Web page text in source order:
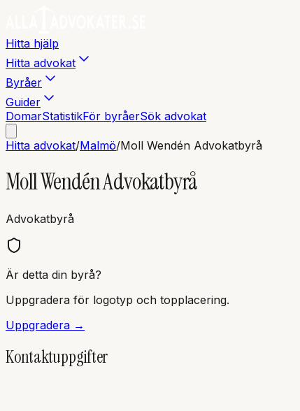
Hitta hjälp
Hitta advokat
Byråer
Guider
DomarStatistikFör byråerSök advokat
Hitta advokat/Malmö/Moll Wendén Advokatbyrå
Moll Wendén Advokatbyrå
Advokatbyrå
Är detta din byrå?
Uppgradera för logotyp och topplacering.
Uppgradera →
Kontaktuppgifter